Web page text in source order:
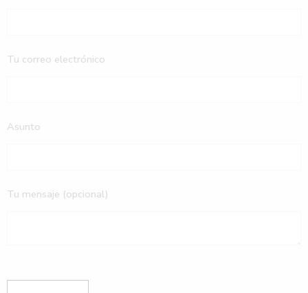
Tu correo electrónico
Asunto
Tu mensaje (opcional)